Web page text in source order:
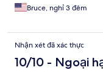
Bruce, nghỉ 3 đêm
Nhận xét đã xác thực
10/10 - Ngoại